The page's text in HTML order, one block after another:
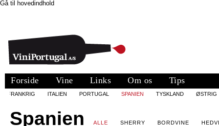
Gå til hovedindhold
Forside Vine Links Om os Tips
FRANKRIG ITALIEN PORTUGAL SPANIEN TYSKLAND ØSTRIG
Spanien ALLE SHERRY BORDVINE